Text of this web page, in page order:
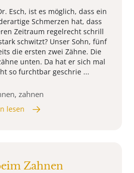
Esch, ist es möglich, dass ein
Schmerzen hat, dass
Zeitraum regelrecht schrill
schwitzt? Unser Sohn, fünf
die ersten zwei Zähne. Die
unten. Da hat er sich mal
so furchtbar geschrie ...
zahnen
lesen
Zahnen